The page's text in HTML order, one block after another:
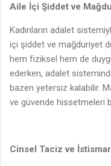
Aile İçi Şiddet ve
Kadınların adalet
içi şiddet ve mağduriyet
hem fiziksel hem de
ederken, adalet
bazen yetersiz kalabilir.
ve güvende hissetmeleri
Cinsel Taciz ve